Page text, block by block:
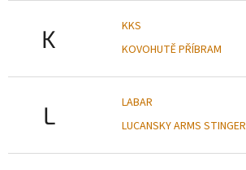
K
KKS
KOVOHUTĚ PŘÍBRAM
L
LABAR
LUCANSKY ARMS STINGER